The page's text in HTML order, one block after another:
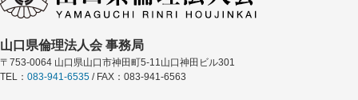
山口県倫理法人会 事務局
〒753-0064 山口県山口市神田町5-11山口神田ビル301
TEL： 083-941-6535 / FAX：083-941-6563